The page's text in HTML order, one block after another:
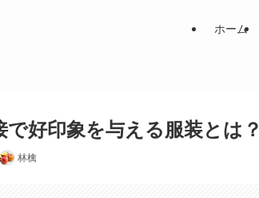
ホーム
好印象を与える服装とは？
林檎